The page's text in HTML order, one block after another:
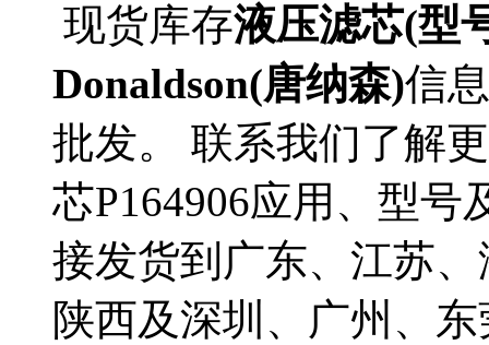
现货库存液压滤芯(型
Donaldson(唐纳森)信
批发。 联系我们了解
芯P164906应用、型号
接发货到广东、江苏
陕西及深圳、广州、